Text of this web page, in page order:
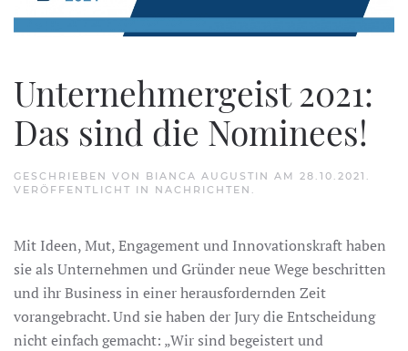
Unternehmergeist 2021:
Das sind die Nominees!
GESCHRIEBEN VON BIANCA AUGUSTIN AM 28.10.2021 .
VERÖFFENTLICHT IN NACHRICHTEN .
Mit Ideen, Mut, Engagement und Innovationskraft haben
sie als Unternehmen und Gründer neue Wege beschritten
und ihr Business in einer herausfordernden Zeit
vorangebracht. Und sie haben der Jury die Entscheidung
nicht einfach gemacht: „Wir sind begeistert und